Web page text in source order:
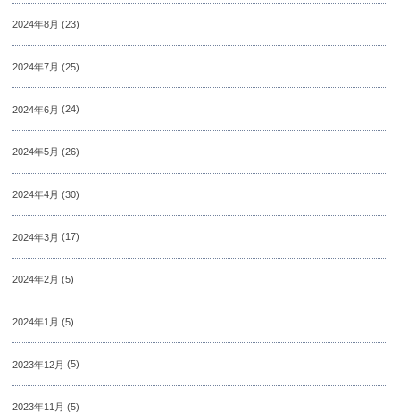
2024年8月 (23)
2024年7月 (25)
2024年6月 (24)
2024年5月 (26)
2024年4月 (30)
2024年3月 (17)
2024年2月 (5)
2024年1月 (5)
2023年12月 (5)
2023年11月 (5)